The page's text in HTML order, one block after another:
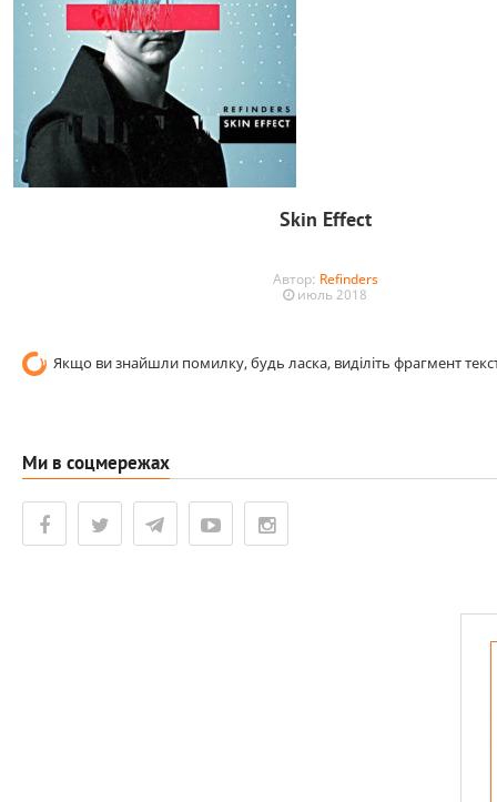
Skin Effect
Автор: Refinders
июль 2018
Якщо ви знайшли помилку, будь ласка, виділіть фрагмент
Ми в соцмережах